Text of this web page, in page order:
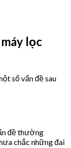
lọc
số vấn đề sau
đề thường
chắc những đai